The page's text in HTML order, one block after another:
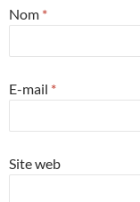
Nom *
E-mail *
Site web